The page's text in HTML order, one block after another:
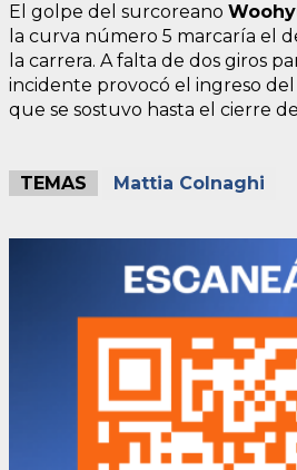
El golpe del surcoreano
la curva número 5 marcaría el
la carrera. A falta de dos giros
incidente provocó el ingreso
que se sostuvo hasta el cierre
TEMAS Mattia Colnaghi